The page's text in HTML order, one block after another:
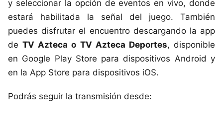
y seleccionar la opción de eventos en vivo, donde
estará habilitada la señal del juego. También
puedes disfrutar el encuentro descargando la app
deTV Azteca o TV Azteca Deportes, disponible
en Google Play Store para dispositivos Android y
en la App Store para dispositivos iOS.
Podrás seguir la transmisión desde: